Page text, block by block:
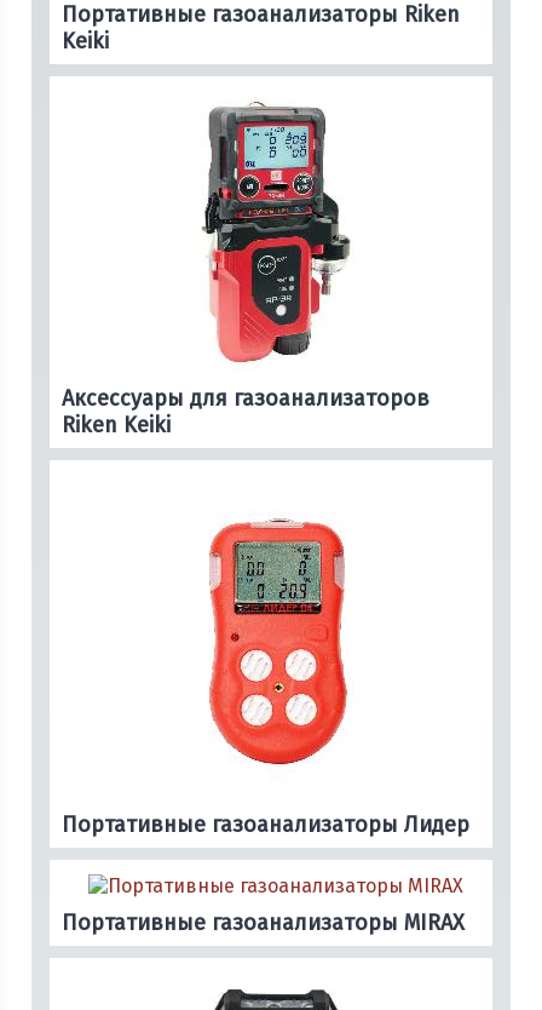
Портативные газоанализаторы Riken
Keiki
Аксессуары для газоанализаторов
Riken Keiki
Портативные газоанализаторы Лидер
Портативные газоанализаторы MIRAX